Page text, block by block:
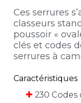
Ces serrures
classeurs
poussoir «
clés et codes
serrures à
Caractéristiques
230 Codes